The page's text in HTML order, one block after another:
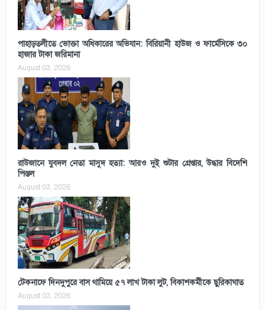
পাহাড়তলীতে ভোক্তা অধিকারের অভিযান: বিরিয়ানী হাউজ ও ফার্মেসিকে ৩০
হাজার টাকা জরিমানা
August 03, 2026
রাউজানে যুবদল নেতা মাসুদ হত্যা: আরও দুই শুটার গ্রেপ্তার, উদ্ধার বিদেশি
পিস্তল
August 03, 2026
টেকনাফে দিনদুপুরে বাস থামিয়ে ৫৭ লাখ টাকা লুট, বিকাশকর্মীকে ছুরিকাঘাত
August 03, 2026